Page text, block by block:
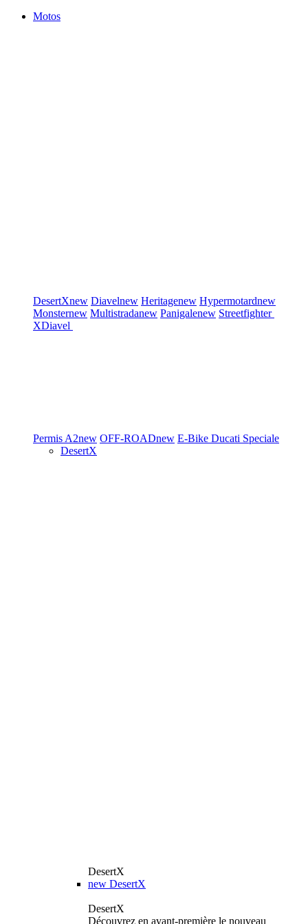
Motos
DesertXnew Diavelnew Heritagenew Hypermotardnew
Monsternew Multistradanew Panigalenew Streetfighter
XDiavel
Permis A2new OFF-ROADnew E-Bike Ducati Speciale
DesertX
DesertX
new DesertX
DesertX
Découvrez en avant-première le nouveau